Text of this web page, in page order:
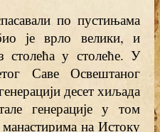
по пустињама
је врло велики, и
столећа у столеће. У
Саве Освештаног
десет хиљада
генерације у том
на Истоку